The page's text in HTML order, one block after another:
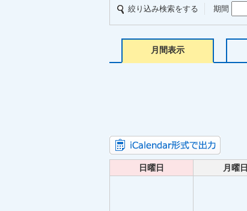
絞り込み検索をする 期間
月間表示
日曜日 月曜日